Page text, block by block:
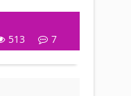
513 7